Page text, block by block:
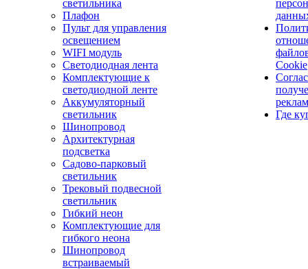
светильника
Плафон
Пульт для управления
освещением
WIFI модуль
Светодиодная лента
Комплектующие к
светодиодной ленте
Аккумуляторный
светильник
Шинопровод
Архитектурная
подсветка
Садово-парковый
светильник
Трековый подвесной
светильник
Гибкий неон
Комплектующие для
гибкого неона
Шинопровод
встраиваемый
Cookie
Где